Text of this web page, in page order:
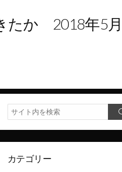
たか 2018年5月
検
索
カテゴリー